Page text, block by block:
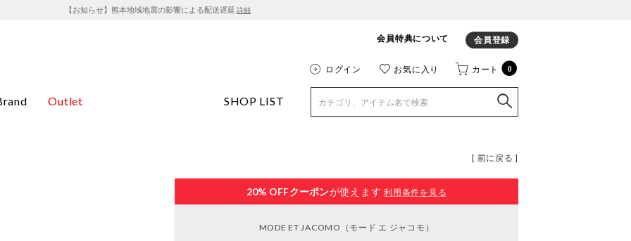
【お知らせ】熊本地域地震の影響による配送遅延 詳細
会員特典について 会員登録
ログイン お気に入り カート 0
Outlet SHOP LIST
[ 前に戻る ]
20% OFFクーポンが使えます 利用条件を見る
MODE ET JACOMO （モード エ ジャコモ）